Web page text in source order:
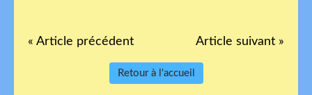
« Article précédent Article suivant »
Retour à l'accueil